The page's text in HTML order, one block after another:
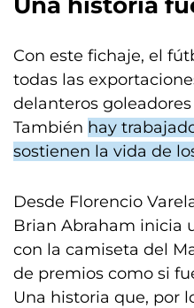
Con este fichaje, el
todas las
delanteros
También hay
sostienen la vida de
Desde Florencio
Brian Abraham inicia
con la camiseta del
de premios como si
Una historia que, por